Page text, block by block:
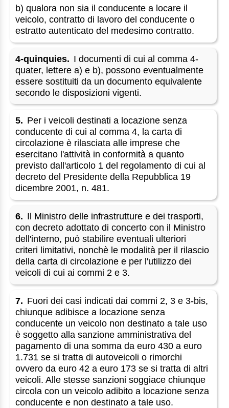
b) qualora non sia il conducente a locare il
veicolo, contratto di lavoro del conducente o
estratto autenticato del medesimo contratto.
4-quinquies. I documenti di cui al comma 4-
quater, lettere a) e b), possono eventualmente
essere sostituiti da un documento equivalente
secondo le disposizioni vigenti.
5. Per i veicoli destinati a locazione senza
conducente di cui al comma 4, la carta di
circolazione è rilasciata alle imprese che
esercitano l'attività in conformità a quanto
previsto dall'articolo 1 del regolamento di cui al
decreto del Presidente della Repubblica 19
dicembre 2001, n. 481.
6. Il Ministro delle infrastrutture e dei trasporti,
con decreto adottato di concerto con il Ministro
dell'interno, può stabilire eventuali ulteriori
criteri limitativi, nonchè le modalità per il rilascio
della carta di circolazione e per l'utilizzo dei
veicoli di cui ai commi 2 e 3.
7. Fuori dei casi indicati dai commi 2, 3 e 3-bis,
chiunque adibisce a locazione senza
conducente un veicolo non destinato a tale uso
è soggetto alla sanzione amministrativa del
pagamento di una somma da euro 430 a euro
1.731 se si tratta di autoveicoli o rimorchi
ovvero da euro 42 a euro 173 se si tratta di altri
veicoli. Alle stesse sanzioni soggiace chiunque
circola con un veicolo adibito a locazione senza
conducente e non destinato a tale uso.